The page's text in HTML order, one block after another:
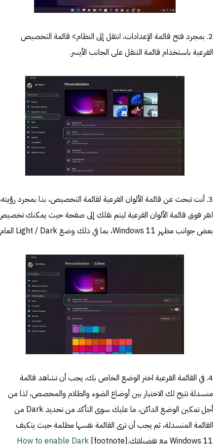
2. بمجرد فتح قائمة الإعدادات، انتقل إلى النظام> قائمة التخصيص
الفرعية باستخدام قائمة التنقل على الجانب الأيسر.
3. أنت تبحث عن قائمة الألوان الفرعية لقائمة التخصيص، بذا بمجرد
انقر فوق قائمة الألوان الفرعية ليتم نقلك إلى صفحة حيث يمكنك
بعض جوانب مظهر Windows 11، بما في ذلك وضع Light / Dark العام.
4. في القائمة الفرعية اختر الوضع الخاص بك، يجب أن تشاهد قائمة
منسدلة تتيح لك الاختيار بين أوضاع الضوء والظلام والمخصص، لذا من
أجل تمكين الوضع الداكن، ما عليك سوى التأكد من تحديد Dark من
القائمة المنسدلة، ثم يجب أن ترى القائمة نفسها مظلمة حيث يتكيف
Windows 11 مع تفضيلاتك.[footnote]
How to enable Dark